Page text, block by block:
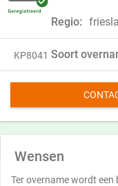
Regio:
KP8041 Soort
Wensen
Ter overname wordt